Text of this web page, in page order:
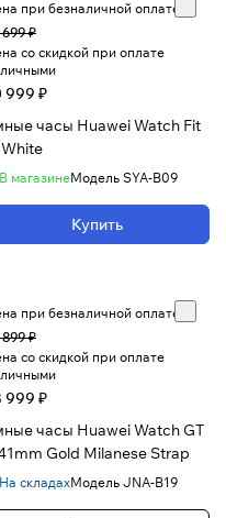
при безналичной оплате
699 ₽
со скидкой при оплате
999 ₽
часы Huawei Watch Fit
В магазинеМодель SYA-B09
Купить
при безналичной оплате
899 ₽
со скидкой при оплате
999 ₽
часы Huawei Watch GT
Gold Milanese Strap
На складахМодель JNA-B19